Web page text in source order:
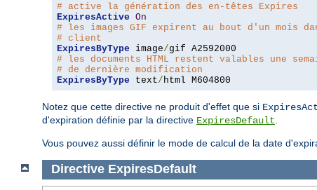
# active la génération des en-têtes Expires
ExpiresActive On
# les images GIF expirent au bout d'un mois
# client
ExpiresByType image/
# les documents HTML restent valables une
# de dernière modification
ExpiresByType text/ html M604800
Notez que cette directive ne produit d'effet que si
d'expiration définie par la directive ExpiresDefault
Vous pouvez aussi définir le mode de calcul de la date
Directive ExpiresDefault